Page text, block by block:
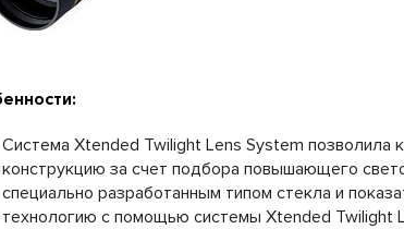
Система Xtended Twilight Lens System позволила
конструкцию за счет подбора повышающего
специально разработанным типом стекла и
технологию с помощью системы Xtended Twilight